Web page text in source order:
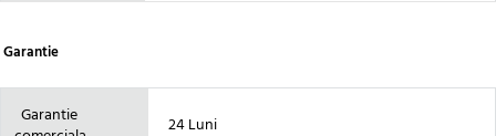
Garantie
Garantie
24 Luni